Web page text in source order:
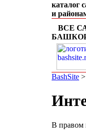
каталог
и
ВСЕ
BashSite >
В правом